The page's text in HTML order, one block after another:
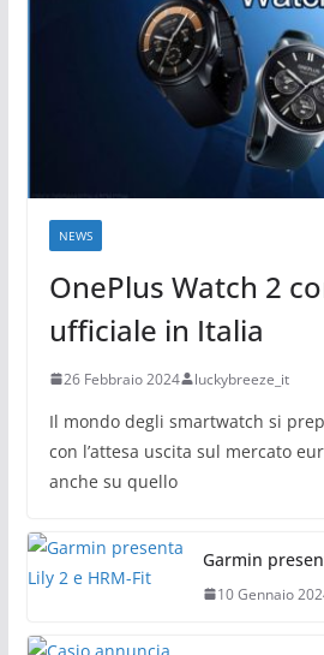
NEWS
OnePlus Watch 2
ufficiale in Italia
26 Febbraio 2024 luckybreeze_it
Il mondo degli smartwatch si
con l’attesa uscita sul mercato
anche su quello
Garmin
10 Gennaio